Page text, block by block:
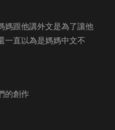
媽跟他講外文是為了讓他
一直以為是媽媽中文不
的創作